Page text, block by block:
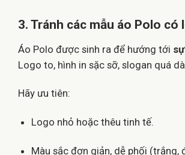
3. Tránh các mẫu áo Polo
Áo Polo được sinh ra để hướng tới
Logo to, hình in sặc sỡ, slogan quá
Hãy ưu tiên:
Logo nhỏ hoặc thêu tinh tế.
Màu sắc đơn giản, dễ phối (trắng,